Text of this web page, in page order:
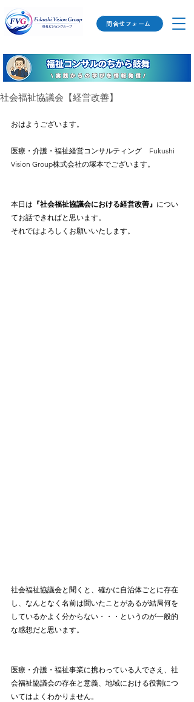
問合せフォーム
社会福祉協議会【経営改善】
おはようございます。
医療・介護・福祉経営コンサルティング　Fukushi
Vision Group株式会社の塚本でございます。
本日は 『社会福祉協議会における経営改善』 につい
てお話できればと思います。
それではよろしくお願いいたします。
社会福祉協議会と聞くと、確かに自治体ごとに存在
し、なんとなく名前は聞いたことがあるが結局何を
しているかよく分からない・・・というのが一般的
な感想だと思います。
医療・介護・福祉事業に携わっている人でさえ、社
会福祉協議会の存在と意義、地域における役割につ
いてはよくわかりません。